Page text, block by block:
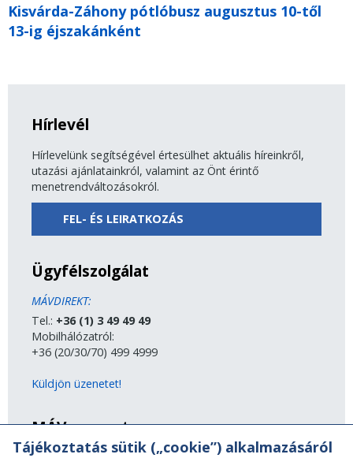
Kisvárda-Záhony pótlóbusz augusztus 10-től
13-ig éjszakánként
Hírlevél
Hírlevelünk segítségével értesülhet aktuális híreinkről,
utazási ajánlatainkról, valamint az Önt érintő
menetrendváltozásokról.
FEL- ÉS LEIRATKOZÁS
Ügyfélszolgálat
MÁVDIREKT:
Tel.: +36 (1) 3 49 49 49
Mobilhálózatról:
+36 (20/30/70) 499 4999
Küldjön üzenetet!
MÁV-csoport
Tájékoztatás sütik („cookie”) alkalmazásáról